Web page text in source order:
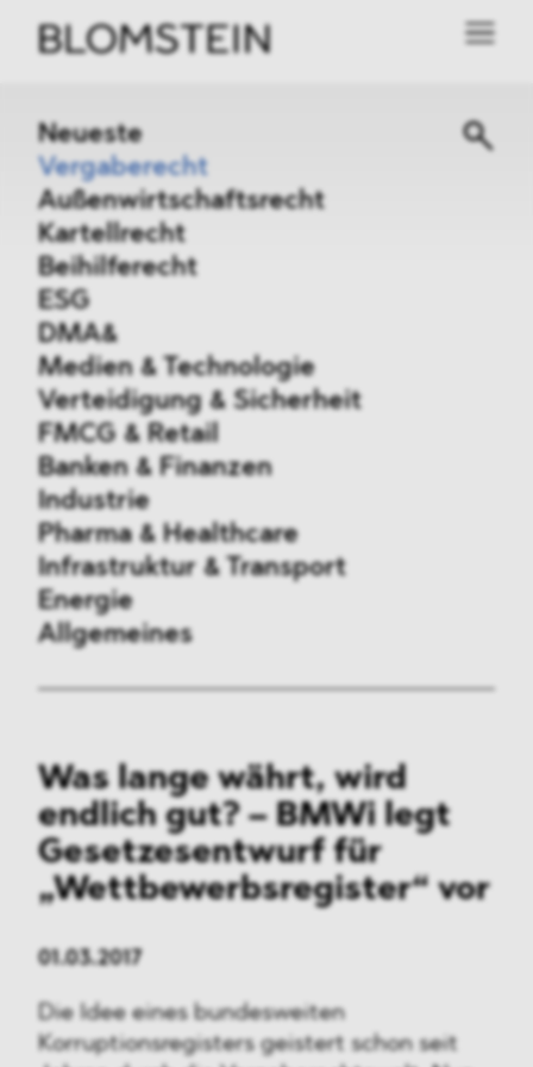
Neueste
Vergaberecht
Außenwirtschaftsrecht
Kartellrecht
Beihilferecht
ESG
DMA&
Medien & Technologie
Verteidigung & Sicherheit
FMCG & Retail
Banken & Finanzen
Industrie
Pharma & Healthcare
Infrastruktur & Transport
Energie
Allgemeines
Außenwirtschaftsrecht
Kartellrecht
Beihilferecht
ESG
DMA&
Was lange währt, wird
endlich gut? – BMWi legt
Gesetzesentwurf für
„Wettbewerbsregister“vor
01.03.2017
Die Idee eines bundesweiten
Korruptionsregisters geistert schon seit